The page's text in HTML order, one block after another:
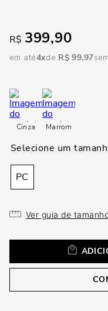
R$ 399,90
em até4 R$ 99,97
Cinza Marrom
PC
Ver guia de